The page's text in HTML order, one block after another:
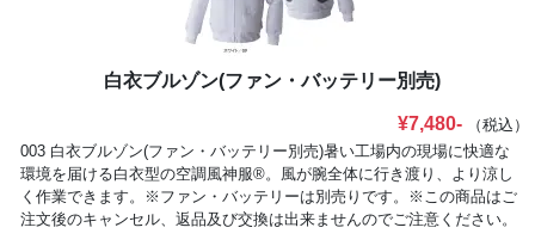
白衣ブルゾン(ファン・バッテリー別売)
¥7,480-
（税込）
003 白衣ブルゾン(ファン・バッテリー別売)暑い工場内の現場に快適な
環境を届ける白衣型の空調風神服®。風が腕全体に行き渡り、より涼し
く作業できます。※ファン・バッテリーは別売りです。※この商品はご
注文後のキャンセル、返品及び交換は出来ませんのでご注意ください。